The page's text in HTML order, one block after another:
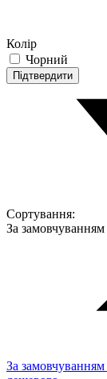
Колір
Чорний
Підтвердити
Сортування:
За замовчуванням
За замовчуванням